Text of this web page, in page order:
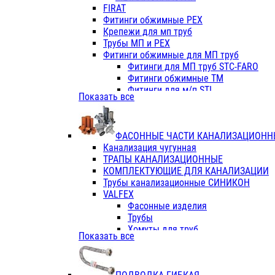
Фитинги ПП белые
Фитинги ПП белые
Фитинги ППс металл.белые
VALFEX
Трубы PE-RT
Трубы ПП водопровод белые
Трубы ПП водопровод серые
Трубы армированные
Трубы армированные
Фитинги с металл. серые
Фитинги ПП (серые)
Фитинги ПП белые
Краны
Фитинги ПП (белые)
Фитинги ПП с металлом белые
ПК КОНТУР
Краны полипропиленовые
Трубы полипропиленивые
FIRAT
Фитинги обжимные PEX
Крепежи для мп труб
Трубы МП и PEX
Фитинги обжимные для МП труб
Фитинги для МП труб STC-FARO
Фитинги обжимные ТМ
Фитинги для м/п STI
Фитинги для МП труб TITAN
TK
VALFEX
Показать все
ФАСОННЫЕ ЧАСТИ
Канализация чугунная
ТРАПЫ КАНАЛИЗАЦИОННЫЕ
КОМПЛЕКТУЮЩИЕ ДЛЯ КАНАЛИЗАЦИИ
Трубы канализационные СИНИКОН
VALFEX
Фасонные изделия
Трубы
Хомуты для труб
ПВХ (стройполимер)
Показать все